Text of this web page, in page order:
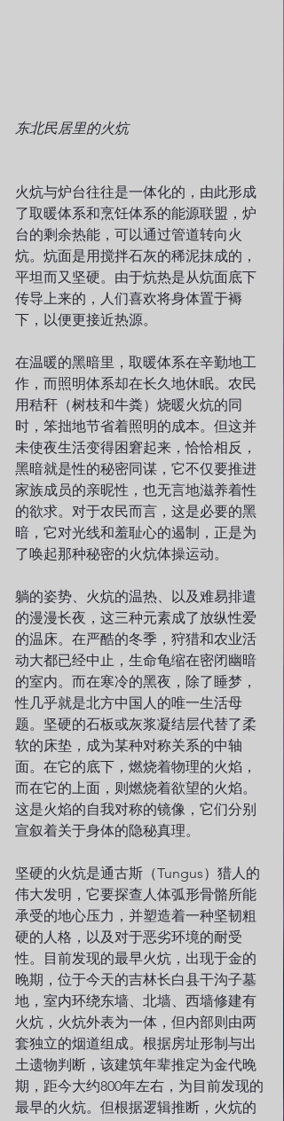
东北民居里的火炕
火炕与炉台往往是一体化的，由此形成
了取暖体系和烹饪体系的能源联盟，炉
台的剩余热能，可以通过管道转向火
炕。炕面是用搅拌石灰的稀泥抹成的，
平坦而又坚硬。由于炕热是从炕面底下
传导上来的，人们喜欢将身体置于褥
下，以便更接近热源。
在温暖的黑暗里，取暖体系在辛勤地工
作，而照明体系却在长久地休眠。农民
用秸秆（树枝和牛粪）烧暖火炕的同
时，笨拙地节省着照明的成本。但这并
未使夜生活变得困窘起来，恰恰相反，
黑暗就是性的秘密同谋，它不仅要推进
家族成员的亲昵性，也无言地滋养着性
的欲求。对于农民而言，这是必要的黑
暗，它对光线和羞耻心的遏制，正是为
了唤起那种秘密的火炕体操运动。
躺的姿势、火炕的温热、以及难易排遣
的漫漫长夜，这三种元素成了放纵性爱
的温床。在严酷的冬季，狩猎和农业活
动大都已经中止，生命龟缩在密闭幽暗
的室内。而在寒冷的黑夜，除了睡梦，
性几乎就是北方中国人的唯一生活母
题。坚硬的石板或灰浆凝结层代替了柔
软的床垫，成为某种对称关系的中轴
面。在它的底下，燃烧着物理的火焰，
而在它的上面，则燃烧着欲望的火焰。
这是火焰的自我对称的镜像，它们分别
宣叙着关于身体的隐秘真理。
坚硬的火炕是通古斯（Tungus）猎人的
伟大发明，它要探查人体弧形骨骼所能
承受的地心压力，并塑造着一种坚韧粗
硬的人格，以及对于恶劣环境的耐受
性。目前发现的最早火炕，出现于金的
晚期，位于今天的吉林长白县干沟子墓
地，室内环绕东墙、北墙、西墙修建有
火炕，火炕外表为一体，但内部则由两
套独立的烟道组成。根据房址形制与出
土遗物判断，该建筑年辈推定为金代晚
期，距今大约800年左右，为目前发现的
最早的火炕。但根据逻辑推断，火炕的